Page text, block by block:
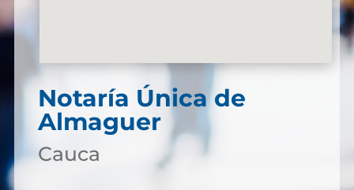
Notaría Única de
Almaguer
Cauca